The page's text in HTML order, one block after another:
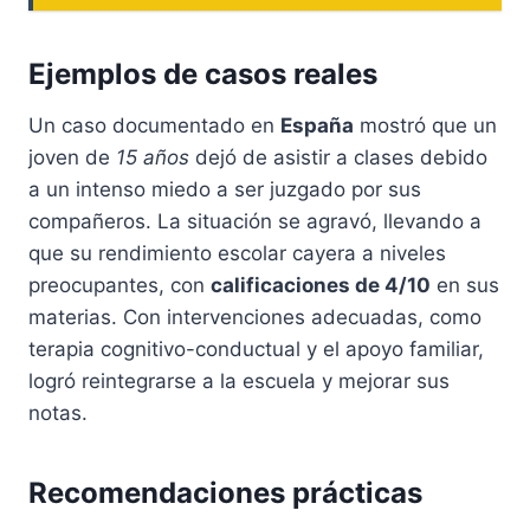
Ejemplos de casos reales
Un caso documentado en España mostró que un
joven de 15 años dejó de asistir a clases debido
a un intenso miedo a ser juzgado por sus
compañeros. La situación se agravó, llevando a
que su rendimiento escolar cayera a niveles
preocupantes, con calificaciones de 4/10 en sus
materias. Con intervenciones adecuadas, como
terapia cognitivo-conductual y el apoyo familiar,
logró reintegrarse a la escuela y mejorar sus
notas.
Recomendaciones prácticas